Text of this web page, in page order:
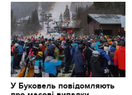
У Буковель повідомляють